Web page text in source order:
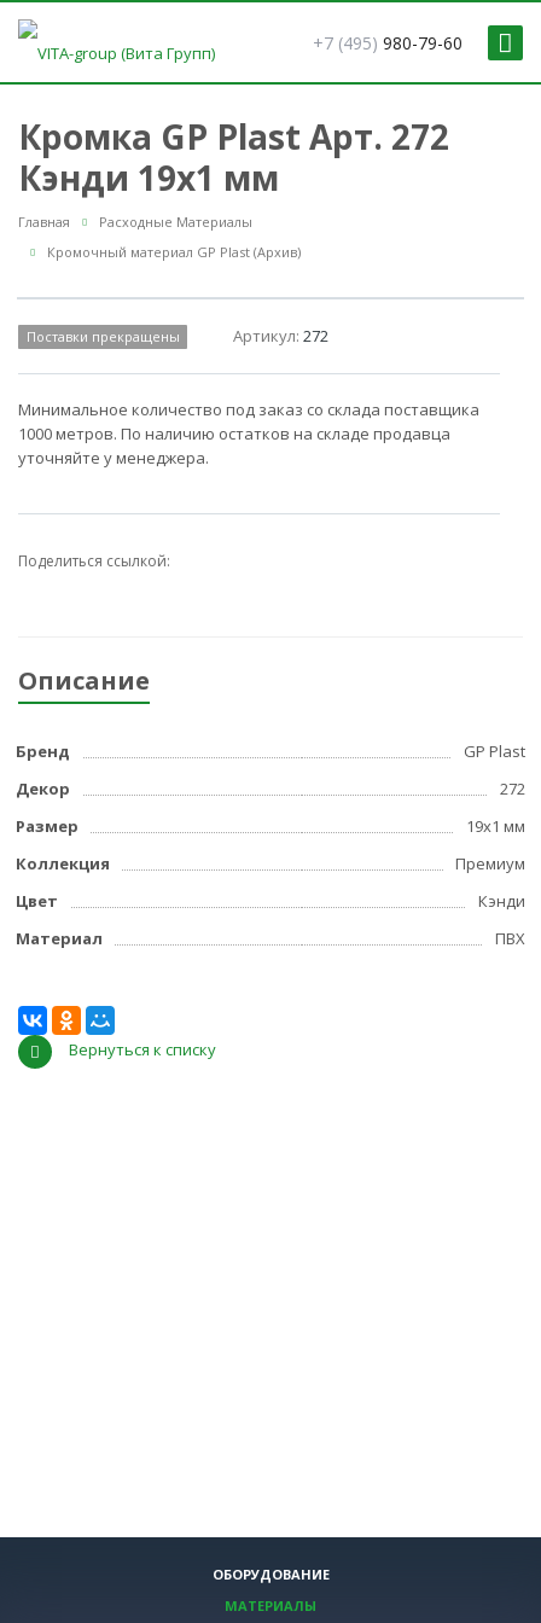
+7 (495) 980-79-60
Кромка GP Plast Арт. 272
Кэнди 19x1 мм
Главная
Расходные Материалы
Кромочный материал GP Plast (Архив)
Поставки прекращены Артикул:272
Минимальное количество под заказ со склада поставщика
1000 метров. По наличию остатков на складе продавца
уточняйте у менеджера.
Поделиться ссылкой:
Описание
Бренд
GP Plast
Декор
272
Размер
19x1 мм
Коллекция
Премиум
Цвет
Кэнди
Материал
ПВХ
Вернуться к списку
ОБОРУДОВАНИЕ
МАТЕРИАЛЫ